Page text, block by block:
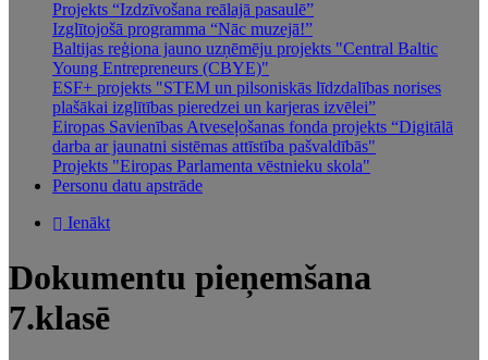
Projekts “Izdzīvošana reālajā pasaulē”
Izglītojošā programma “Nāc muzejā!”
Baltijas reģiona jauno uzņēmēju projekts "Central Baltic
Young Entrepreneurs (CBYE)"
ESF+ projekts "STEM un pilsoniskās līdzdalības norises
plašākai izglītības pieredzei un karjeras izvēlei”
Eiropas Savienības Atveseļošanas fonda projekts “Digitālā
darba ar jaunatni sistēmas attīstība pašvaldībās"
Projekts "Eiropas Parlamenta vēstnieku skola"
Personu datu apstrāde
Ienākt
Dokumentu pieņemšana
7.klasē